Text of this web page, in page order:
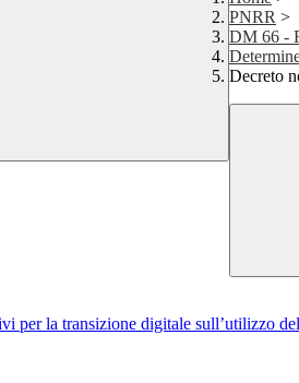
PNRR >
DM 66 -
Decreto
la transizione digitale sull’utilizzo